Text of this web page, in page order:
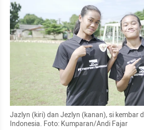
Jazlyn (kiri) dan Jezlyn (kanan), si kembar
Indonesia. Foto: Kumparan/Andi Fajar